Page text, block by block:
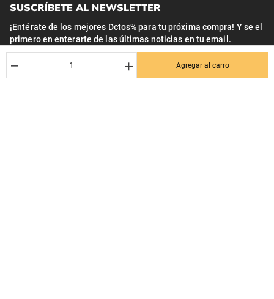
＋
－ Agregar al carro
SUSCRÍBETE AL NEWSLETTER
¡Entérate de los mejores Dctos% para tu próxima compra! Y se el
primero en enterarte de las últimas noticias en tu email.
Nombre